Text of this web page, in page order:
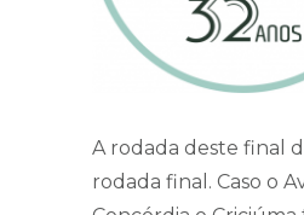
A rodada deste final
rodada final. Caso o